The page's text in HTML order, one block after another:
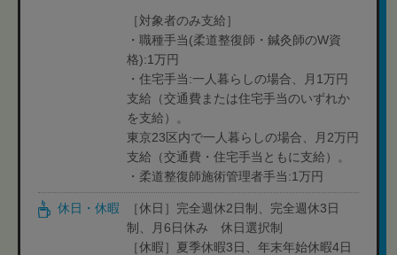
［対象者のみ支給］
・職種手当(柔道整復師・鍼灸師のW資
格):1万円
・住宅手当:一人暮らしの場合、月1万円
支給（交通費または住宅手当のいずれか
を支給）。
東京23区内で一人暮らしの場合、月2万円
支給（交通費・住宅手当ともに支給）。
・柔道整復師施術管理者手当:1万円
休日・休暇
［休日］完全週休2日制、完全週休3日
制、月6日休み 休日選択制
［休暇］夏季休暇3日、年末年始休暇4日